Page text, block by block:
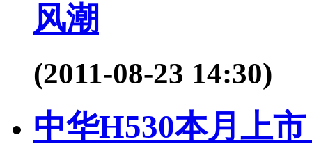
风潮
(2011-08-23 14:30)
中华H530本月上